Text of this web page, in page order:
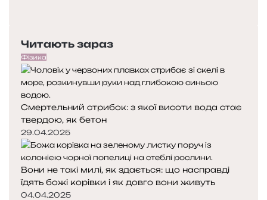
г
л
у
х
и
й
к
у
т
р
е
д
н
я
с
т
о
р
і
н
к
а
т
у
п
н
а
с
т
о
р
і
н
к
а
Читають зараз
Фізика
Смертельний стрибок: з якої висоти вода стає
твердою, як бетон
29.04.2025
Вони не такі милі, як здається: що насправді
їдять божі корівки і як довго вони живуть
04.04.2025